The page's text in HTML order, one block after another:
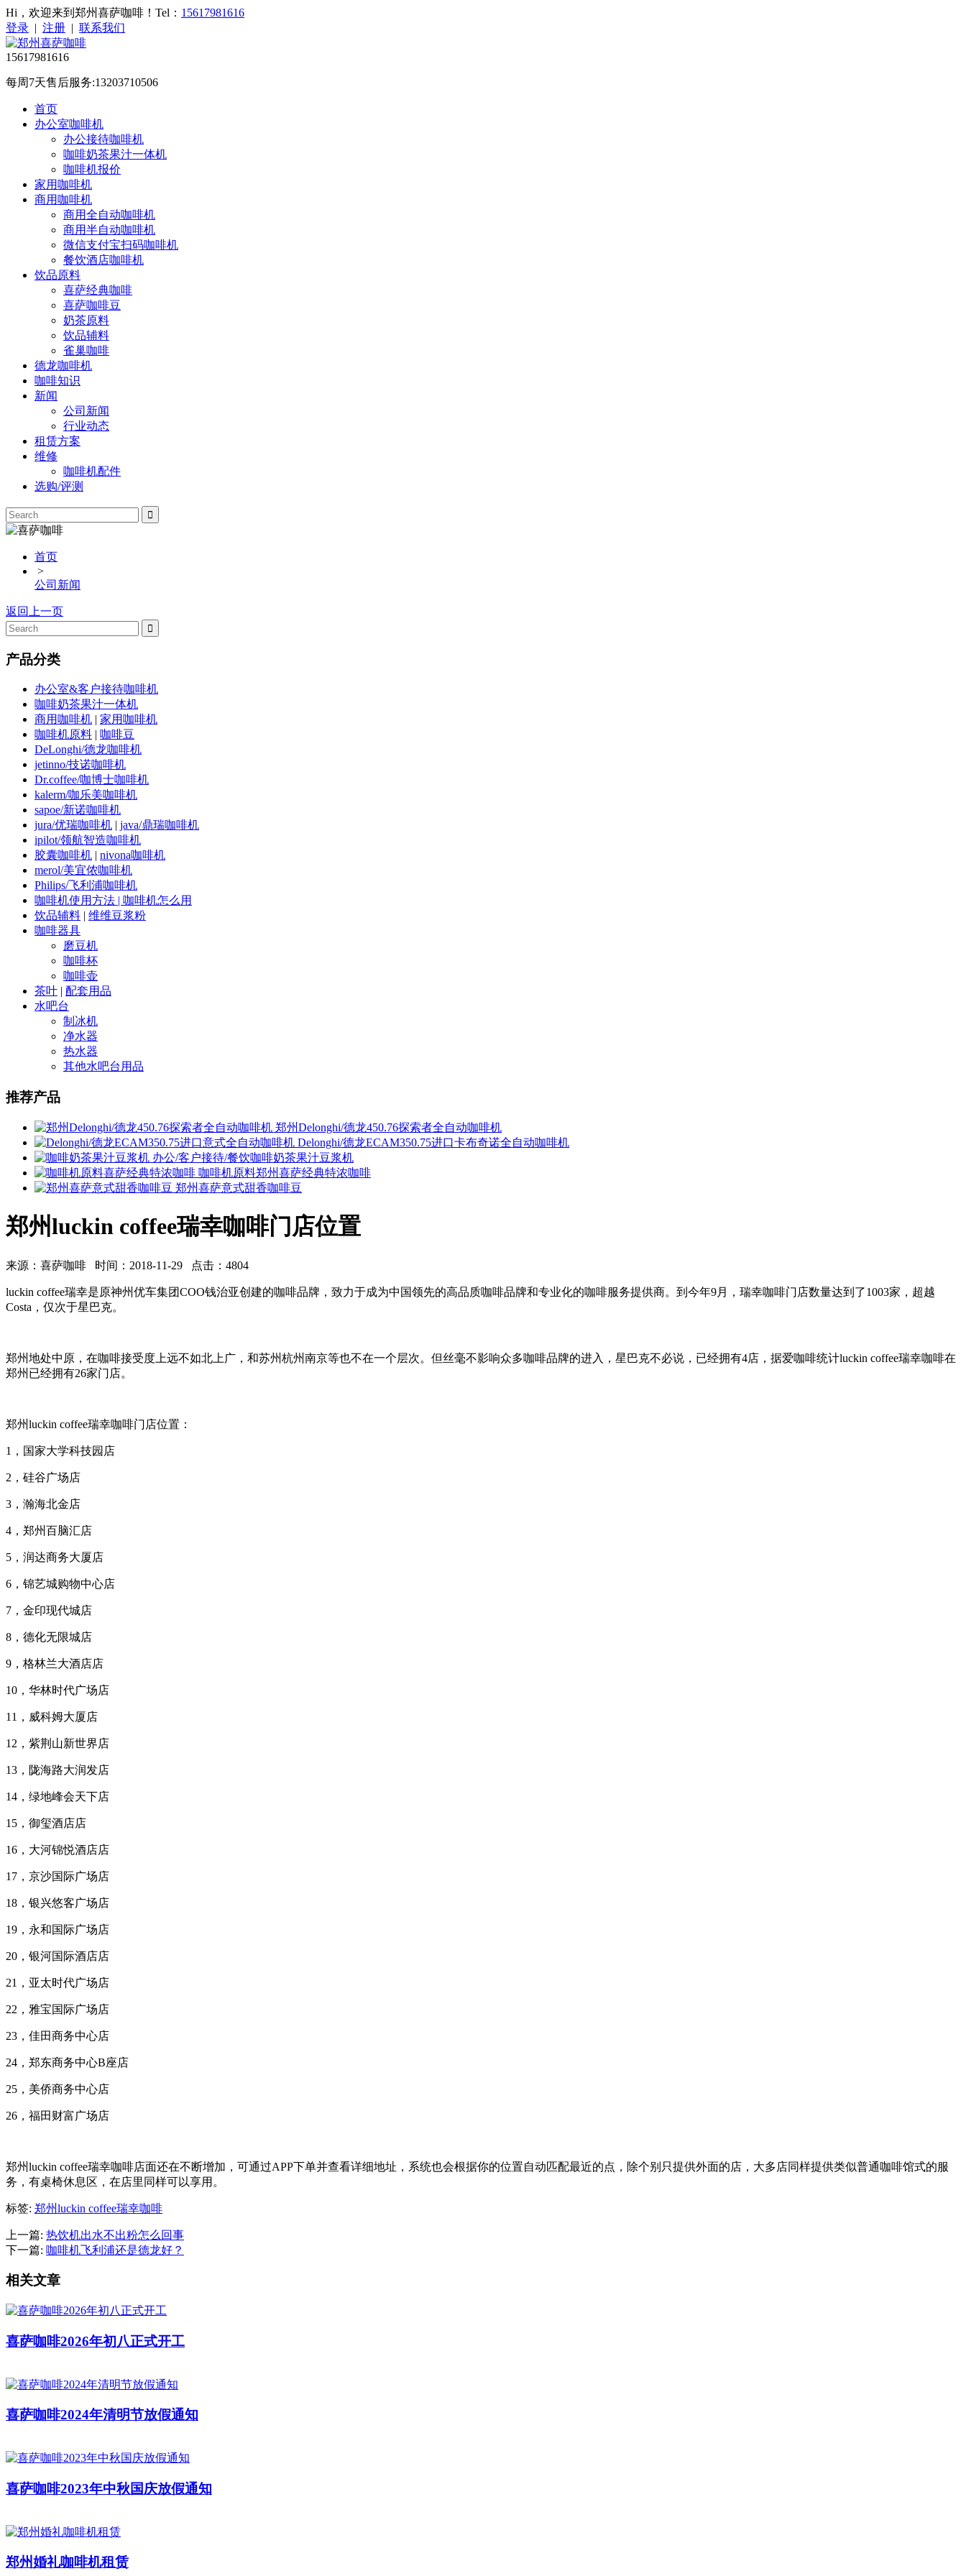
Hi，欢迎来到郑州喜萨咖啡！Tel： 15617981616
登录 | 注册 | 联系我们
15617981616
每周7天售后服务:13203710506
首页
办公室咖啡机
办公接待咖啡机
咖啡奶茶果汁一体机
咖啡机报价
家用咖啡机
商用咖啡机
商用全自动咖啡机
商用半自动咖啡机
微信支付宝扫码咖啡机
餐饮酒店咖啡机
饮品原料
喜萨经典咖啡
喜萨咖啡豆
奶茶原料
饮品辅料
雀巢咖啡
德龙咖啡机
咖啡知识
新闻
公司新闻
行业动态
租赁方案
维修
咖啡机配件
选购/评测
首页
>
公司新闻
返回上一页
产品分类
办公室&客户接待咖啡机
咖啡奶茶果汁一体机
商用咖啡机 | 家用咖啡机
咖啡机原料 | 咖啡豆
DeLonghi/德龙咖啡机
jetinno/技诺咖啡机
Dr.coffee/咖博士咖啡机
kalerm/咖乐美咖啡机
sapoe/新诺咖啡机
jura/优瑞咖啡机 | java/鼎瑞咖啡机
ipilot/领航智造咖啡机
胶囊咖啡机 | nivona咖啡机
merol/美宜侬咖啡机
Philips/飞利浦咖啡机
咖啡机使用方法 | 咖啡机怎么用
饮品辅料 | 维维豆浆粉
咖啡器具
磨豆机
咖啡杯
咖啡壶
茶叶 | 配套用品
水吧台
制冰机
净水器
热水器
其他水吧台用品
推荐产品
郑州Delonghi/德龙450.76探索者全自动咖啡机
Delonghi/德龙ECAM350.75进口卡布奇诺全自动咖啡机
办公/客户接待/餐饮咖啡奶茶果汁豆浆机
咖啡机原料郑州喜萨经典特浓咖啡
郑州喜萨意式甜香咖啡豆
郑州luckin coffee瑞幸咖啡门店位置
来源：喜萨咖啡 时间：2018-11-29 点击：4804
luckin coffee瑞幸是原神州优车集团COO钱治亚创建的咖啡品牌，致力于成为中国领先的高品质咖啡品牌和专业化的咖啡服务提供商。到今年9月，瑞幸咖啡门店数量达到了1003家，超越
Costa，仅次于星巴克。
郑州地处中原，在咖啡接受度上远不如北上广，和苏州杭州南京等也不在一个层次。但丝毫不影响众多咖啡品牌的进入，星巴克不必说，已经拥有4店，据爱咖啡统计luckin coffee瑞幸咖啡在
郑州已经拥有26家门店。
郑州luckin coffee瑞幸咖啡门店位置：
1，国家大学科技园店
2，硅谷广场店
3，瀚海北金店
4，郑州百脑汇店
5，润达商务大厦店
6，锦艺城购物中心店
7，金印现代城店
8，德化无限城店
9，格林兰大酒店店
10，华林时代广场店
11，威科姆大厦店
12，紫荆山新世界店
13，陇海路大润发店
14，绿地峰会天下店
15，御玺酒店店
16，大河锦悦酒店店
17，京沙国际广场店
18，银兴悠客广场店
19，永和国际广场店
20，银河国际酒店店
21，亚太时代广场店
22，雅宝国际广场店
23，佳田商务中心店
24，郑东商务中心B座店
25，美侨商务中心店
26，福田财富广场店
郑州luckin coffee瑞幸咖啡店面还在不断增加，可通过APP下单并查看详细地址，系统也会根据你的位置自动匹配最近的点，除个别只提供外面的店，大多店同样提供类似普通咖啡馆式的服
务，有桌椅休息区，在店里同样可以享用。
标签: 郑州luckin coffee瑞幸咖啡
上一篇: 热饮机出水不出粉怎么回事
下一篇: 咖啡机飞利浦还是德龙好？
相关文章
喜萨咖啡2026年初八正式开工
喜萨咖啡2024年清明节放假通知
喜萨咖啡2023年中秋国庆放假通知
郑州婚礼咖啡机租赁